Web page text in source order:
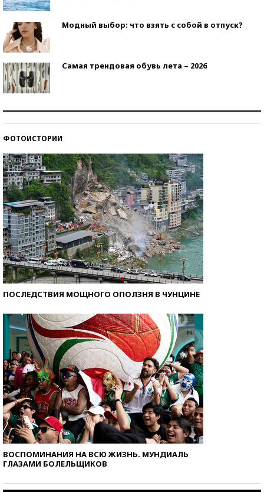
Модный выбор: что взять с собой в отпуск?
Самая трендовая обувь лета – 2026
ФОТОИСТОРИИ
ПОСЛЕДСТВИЯ МОЩНОГО ОПОЛЗНЯ В ЧУНЦИНЕ
ВОСПОМИНАНИЯ НА ВСЮ ЖИЗНЬ. МУНДИАЛЬ
ГЛАЗАМИ БОЛЕЛЬЩИКОВ